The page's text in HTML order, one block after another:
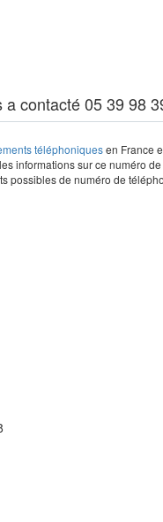
a contacté 05 39 98
téléphoniquesen France
informations sur ce numéro
possibles de numéro de